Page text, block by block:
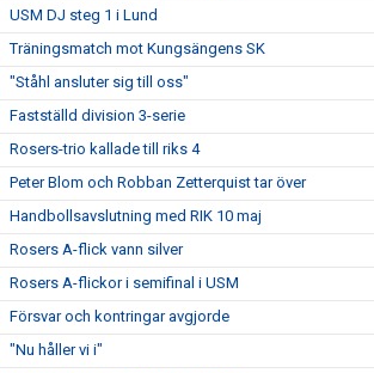
USM DJ steg 1 i Lund
Träningsmatch mot Kungsängens SK
"Ståhl ansluter sig till oss"
Fastställd division 3-serie
Rosers-trio kallade till riks 4
Peter Blom och Robban Zetterquist tar över
Handbollsavslutning med RIK 10 maj
Rosers A-flick vann silver
Rosers A-flickor i semifinal i USM
Försvar och kontringar avgjorde
"Nu håller vi i"